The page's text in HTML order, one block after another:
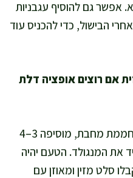
אפשר גם להוסיף עגבניות
הבישול, כדי להכניס עוד
אם רוצים אופציה דלת
אני עושה הקפצה "על מים": מחממת מחבת, מוסיפה 3–4
את המנגולד. הטעם יהיה
סלט מזין ומאוזן עם